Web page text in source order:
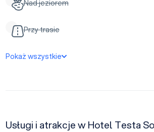
Nad jeziorem
Przy trasie
Pokaż wszystkie
Usługi i atrakcje w Hotel Testa